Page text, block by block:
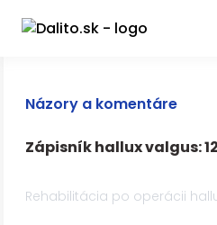
Názory a komentáre
Zápisník hallux valgus:
Rehabilitácia po operácii